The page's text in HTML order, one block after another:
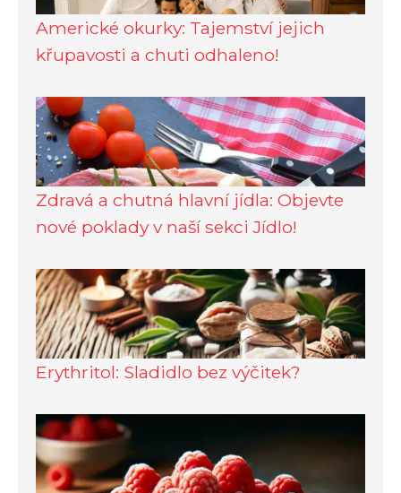
Americké okurky: Tajemství jejich
křupavosti a chuti odhaleno!
Zdravá a chutná hlavní jídla: Objevte
nové poklady v naší sekci Jídlo!
Erythritol: Sladidlo bez výčitek?